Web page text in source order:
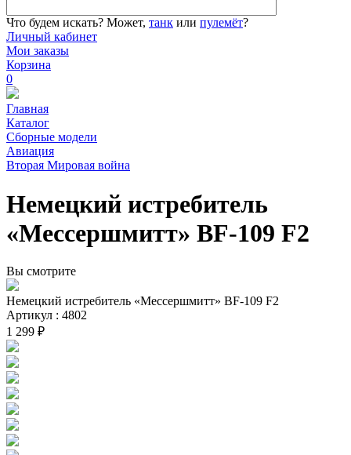
Что будем искать? Может, танк или пулемёт?
Личный кабинет
Мои заказы
Корзина
0
Главная
Каталог
Сборные модели
Авиация
Вторая Мировая война
Немецкий истребитель
«Мессершмитт» BF-109 F2
Вы смотрите
Немецкий истребитель «Мессершмитт» BF-109 F2
Артикул : 4802
1 299 ₽